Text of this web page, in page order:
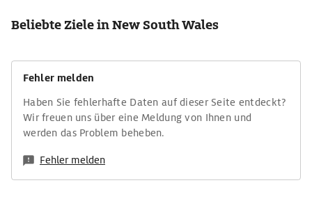
Beliebte Ziele in New South Wales
Fehler melden
Haben Sie fehlerhafte Daten auf dieser Seite entdeckt?
Wir freuen uns über eine Meldung von Ihnen und
werden das Problem beheben.
Fehler melden